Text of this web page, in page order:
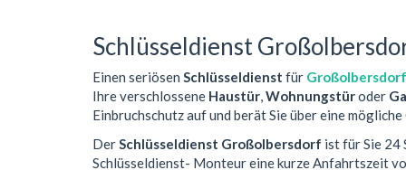
Schlüsseldienst
Einen seriösen Schlüsseldienst für Großolbersdorf
Ihre verschlossene Haustür,Wohnungstüroder
Einbruchschutz auf und berät Sie über eine
DerSchlüsseldienst Großolbersdorf ist für Sie 24
Schlüsseldienst- Monteur eine kurze Anfahrtszeit